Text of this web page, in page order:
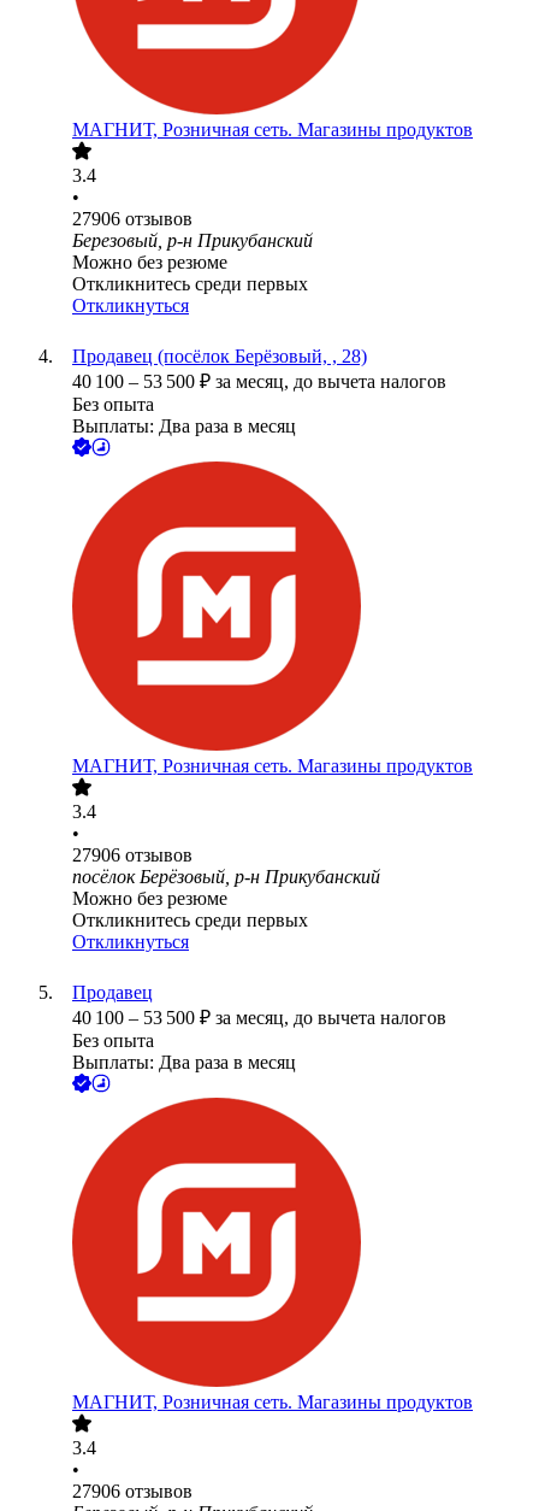
МАГНИТ, Розничная сеть. Магазины продуктов
3.4
•
27906 отзывов
Березовый, р-н Прикубанский
Можно без резюме
Откликнитесь среди первых
Откликнуться
Продавец (посёлок Берёзовый, , 28)
40 100 – 53 500 ₽ за месяц, до вычета налогов
Без опыта
Выплаты: Два раза в месяц
МАГНИТ, Розничная сеть. Магазины продуктов
3.4
•
27906 отзывов
посёлок Берёзовый, р-н Прикубанский
Можно без резюме
Откликнитесь среди первых
Откликнуться
Продавец
40 100 – 53 500 ₽ за месяц, до вычета налогов
Без опыта
Выплаты: Два раза в месяц
МАГНИТ, Розничная сеть. Магазины продуктов
3.4
•
27906 отзывов